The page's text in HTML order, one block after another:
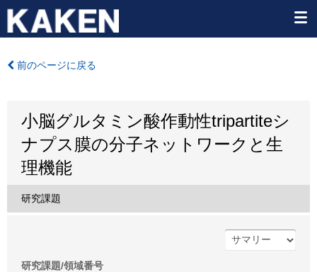
前のページに戻る
小脳グルタミン酸作動性tripartiteシ
ナプス膜の分子ネットワークと生
理機能
研究課題
研究課題/領域番号